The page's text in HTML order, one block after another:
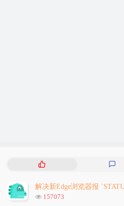
热
文
章
评
浏
157073